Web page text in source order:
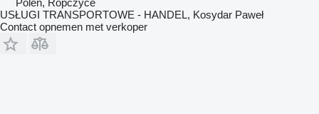
USŁUGI TRANSPORTOWE - HANDEL, Kosydar Paweł
Contact opnemen met verkoper